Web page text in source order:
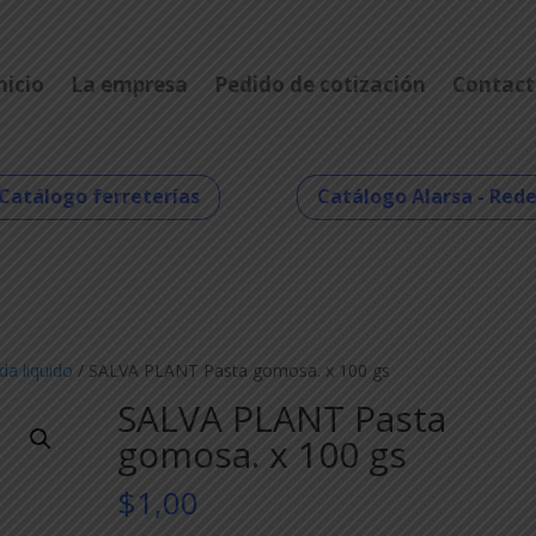
La empresa Pedido de cotización
Catálogo ferreterías Catálogo Alarsa -
liquido / SALVA PLANT Pasta gomosa. x 100 gs
SALVA PLANT Pasta
gomosa. x 100 gs
$1,00